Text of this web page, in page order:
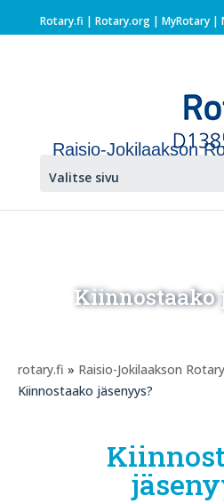
Rotary.fi | Rotary.org| MyRotary |
Raisio-Jokilaakson
Valitse sivu
Kiinnostaako
rotary.fi » Raisio-Jokilaakson
Kiinnostaako jäsenyys?